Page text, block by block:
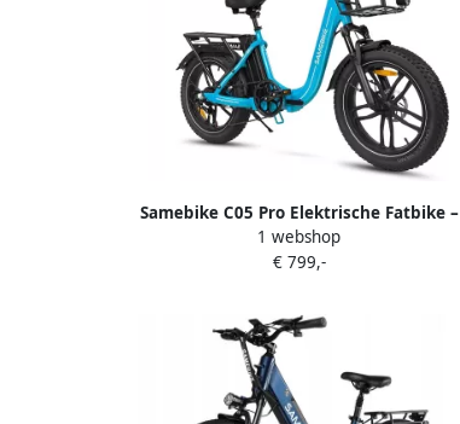
Samebike C05 Pro Elektrische Fatbike –
Opvouwbare E-Bike 250W Motor 36V
13Ah Accu (70 km Bereik) 20 Inch
met Dubbele Vering
1 webshop
€ 799,-